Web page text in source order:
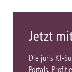
Jetzt
Die juris KI-
Portals.